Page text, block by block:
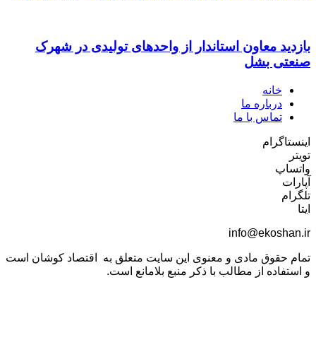
بازدید معاون استاندار از واحدهای تولیدی در شهرک
صنعتی بشل
خانه
درباره ما
تماس با ما
اینستاگرام
تویتر
واتساپ
آپارات
تلگرام
ایتا
info@ekoshan.ir
تمام حقوق مادی و معنوی این سایت متعلق به اقتصاد کوشان است
و استفاده از مطالب با ذکر منبع بلامانع است.